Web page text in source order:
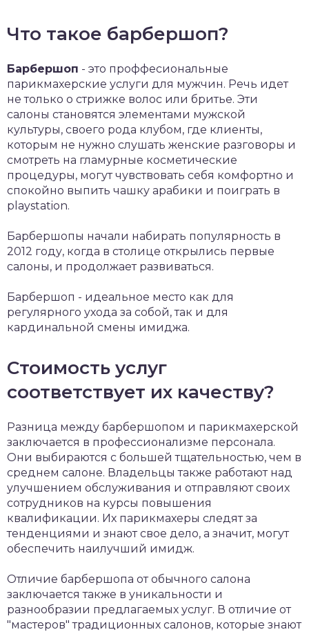
Что такое барбершоп?
Барбершоп - это проффесиональные
парикмахерские услуги для мужчин. Речь идет
не только о стрижке волос или бритье. Эти
салоны становятся элементами мужской
культуры, своего рода клубом, где клиенты,
которым не нужно слушать женские разговоры и
смотреть на гламурные косметические
процедуры, могут чувствовать себя комфортно и
спокойно выпить чашку арабики и поиграть в
playstation.
Барбершопы начали набирать популярность в
2012 году, когда в столице открылись первые
салоны, и продолжает развиваться.
Барбершоп - идеальное место как для
регулярного ухода за собой, так и для
кардинальной смены имиджа.
Стоимость услуг
соответствует их качеству?
Разница между барбершопом и парикмахерской
заключается в профессионализме персонала.
Они выбираются с большей тщательностью, чем в
среднем салоне. Владельцы также работают над
улучшением обслуживания и отправляют своих
сотрудников на курсы повышения
квалификации. Их парикмахеры следят за
тенденциями и знают свое дело, а значит, могут
обеспечить наилучший имидж.
Отличие барбершопа от обычного салона
заключается также в уникальности и
разнообразии предлагаемых услуг. В отличие от
"мастеров" традиционных салонов, которые знают